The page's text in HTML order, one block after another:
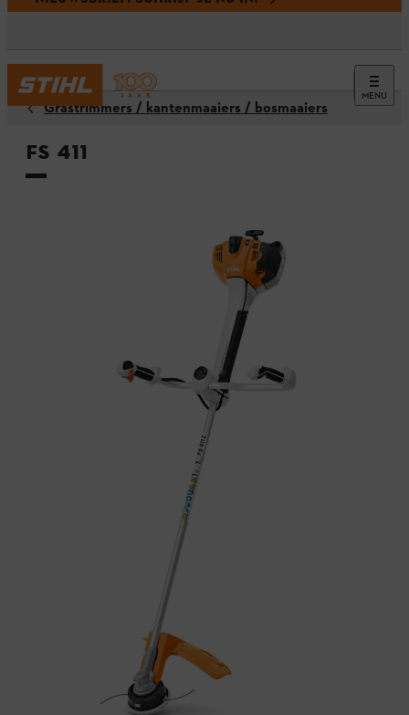
MENU
Grastrimmers / kantenmaaiers / bosmaaiers
FS 411